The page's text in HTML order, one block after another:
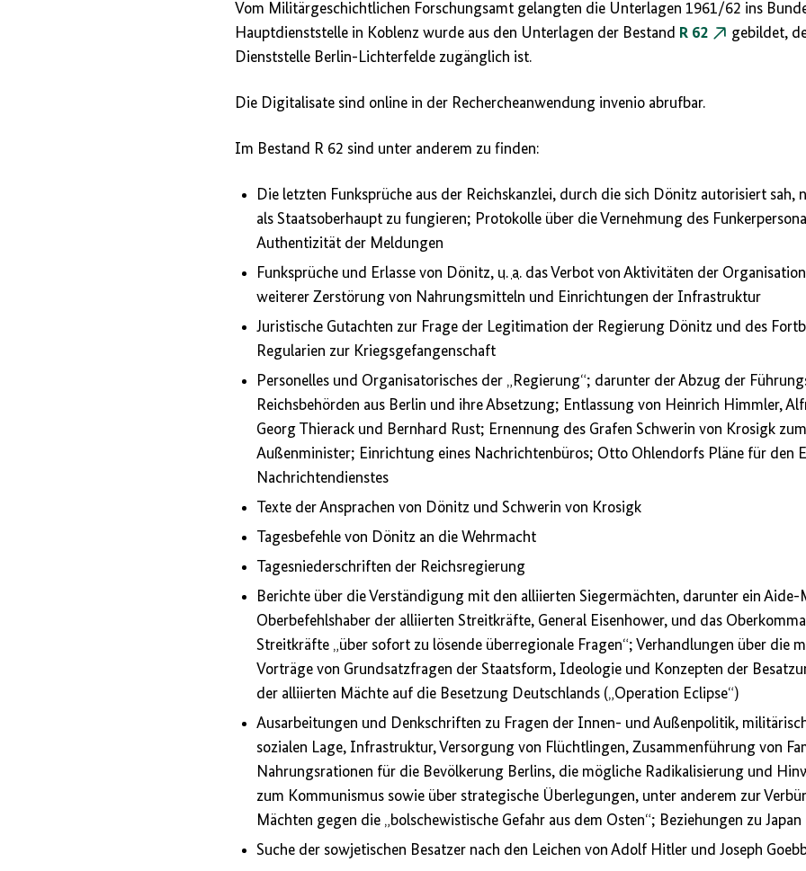
Vom Militärgeschichtlichen Forschungsamt gelangten die Unterlagen 1961/62 ins
Hauptdienststelle in Koblenz wurde aus den Unterlagen der Bestand R 62
gebildet,
Dienststelle Berlin-Lichterfelde zugänglich ist.
Die Digitalisate sind online in der Rechercheanwendung invenio abrufbar.
Im Bestand R 62 sind unter anderem zu finden:
Die letzten Funksprüche aus der Reichskanzlei, durch die sich Dönitz autorisiert sah,
als Staatsoberhaupt zu fungieren; Protokolle über die Vernehmung des
Authentizität der Meldungen
Funksprüche und Erlasse von Dönitz, u. a. das Verbot von Aktivitäten der
weiterer Zerstörung von Nahrungsmitteln und Einrichtungen der Infrastruktur
Juristische Gutachten zur Frage der Legitimation der Regierung Dönitz und des
Regularien zur Kriegsgefangenschaft
Personelles und Organisatorisches der „Regierung“; darunter der Abzug der
Reichsbehörden aus Berlin und ihre Absetzung; Entlassung von Heinrich Himmler,
Georg Thierack und Bernhard Rust; Ernennung des Grafen Schwerin von Krosigk
Außenminister; Einrichtung eines Nachrichtenbüros; Otto Ohlendorfs Pläne für den
Nachrichtendienstes
Texte der Ansprachen von Dönitz und Schwerin von Krosigk
Tagesbefehle von Dönitz an die Wehrmacht
Tagesniederschriften der Reichsregierung
Berichte über die Verständigung mit den alliierten Siegermächten, darunter ein
Oberbefehlshaber der alliierten Streitkräfte, General Eisenhower, und das
Streitkräfte „über sofort zu lösende überregionale Fragen“; Verhandlungen über die
Vorträge von Grundsatzfragen der Staatsform, Ideologie und Konzepten der
der alliierten Mächte auf die Besetzung Deutschlands („Operation Eclipse“)
Ausarbeitungen und Denkschriften zu Fragen der Innen- und Außenpolitik,
sozialen Lage, Infrastruktur, Versorgung von Flüchtlingen, Zusammenführung von
Nahrungsrationen für die Bevölkerung Berlins, die mögliche Radikalisierung und
zum Kommunismus sowie über strategische Überlegungen, unter anderem zur
Mächten gegen die „bolschewistische Gefahr aus dem Osten“; Beziehungen zu
Suche der sowjetischen Besatzer nach den Leichen von Adolf Hitler und Joseph